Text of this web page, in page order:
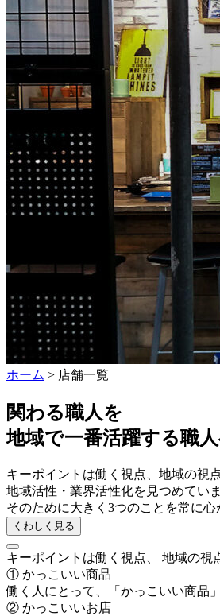
ホーム > 店舗一覧
関わる職人を
地域で一番活躍する職
キーポイントは働く視点、 地域の視
地域活性・業界活性化を見つめていま
そのために大きく3つのことを常に心
くわしく見る
キーポイントは働く視点、 地域の
① かっこいい商品
働く人にとって、「かっこいい商品
② かっこいいお店